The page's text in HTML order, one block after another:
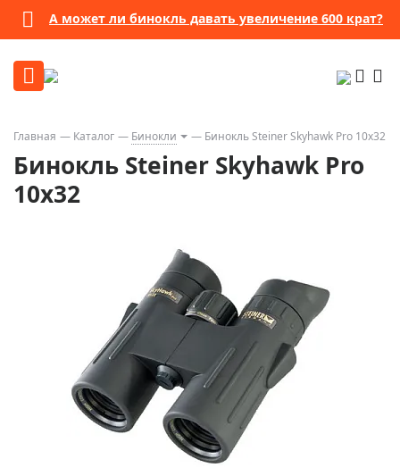
А может ли бинокль давать увеличение 600 крат?
Главная Каталог Бинокли Бинокль Steiner Skyhawk Pro 10x32
Бинокль Steiner Skyhawk Pro
10x32